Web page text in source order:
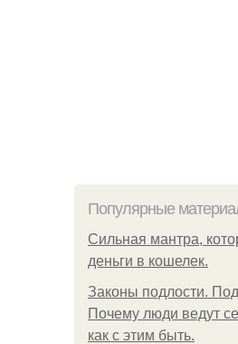
Популярные
Сильная мантра,
деньги в кошелек.
Законы подлости.
Почему люди ведут
как с этим быть.